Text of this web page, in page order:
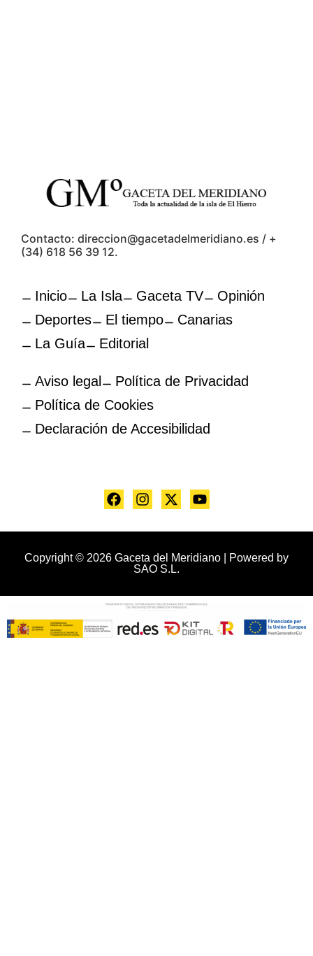
Contacto: direccion@gacetadelmeridiano.es / +
(34) 618 56 39 12.
Inicio La Isla Gaceta TV
Opinión
Deportes
El tiempo
Canarias
La Guía
Editorial
Aviso legal
Política de Privacidad
Política de Cookies
Declaración de Accesibilidad
Copyright © 2026 Gaceta del Meridiano | Powered by
SAO S.L.